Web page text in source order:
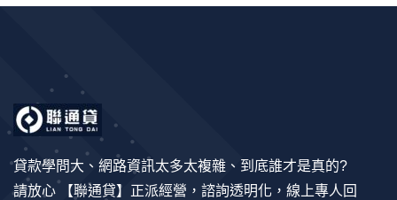
貸款學問大、網路資訊太多太複雜、到底誰才是真的?
請放心 【聯通貸】正派經營，諮詢透明化，線上專人回